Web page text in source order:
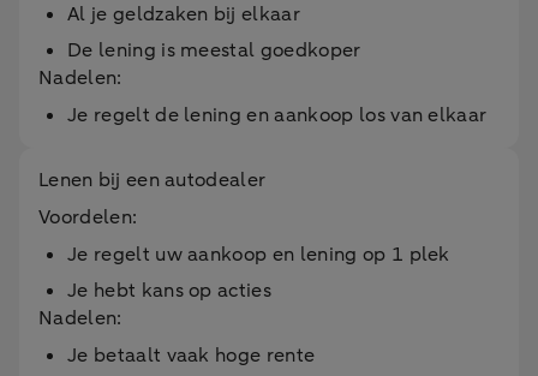
Al je geldzaken bij elkaar
De lening is meestal goedkoper
Nadelen:
Je regelt de lening en aankoop los van elkaar
Lenen bij een autodealer
Voordelen:
Je regelt uw aankoop en lening op 1 plek
Je hebt kans op acties
Nadelen:
Je betaalt vaak hoge rente